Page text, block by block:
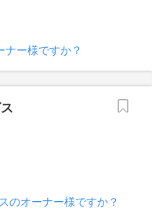
ナー様ですか？
のオーナー様ですか？